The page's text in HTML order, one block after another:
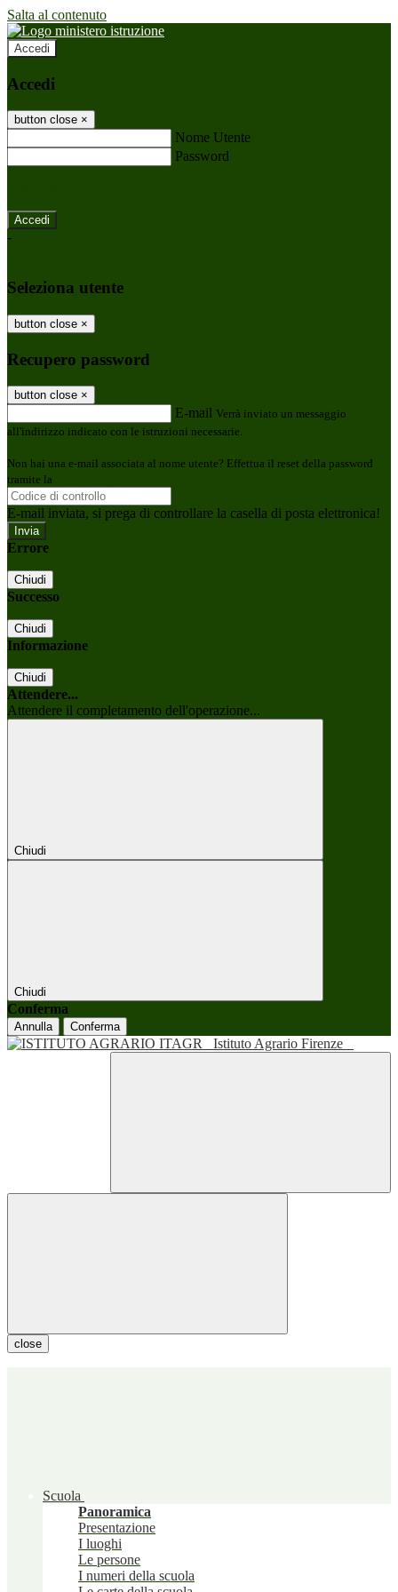
Salta al contenuto
Accedi
Accedi
button close ×
Nome Utente
Password
-
Seleziona utente
button close ×
Recupero password
button close ×
E-mail Verrà inviato un messaggio
all'indirizzo indicato con le istruzioni necessarie.
Non hai una e-mail associata al nome utente? Effettua il reset della password
tramite la
E-mail inviata, si prega di controllare la casella di posta elettronica!
Errore
Chiudi
Successo
Chiudi
Informazione
Chiudi
Attendere...
Attendere il completamento dell'operazione...
Chiudi
Chiudi
Conferma
Annulla Conferma
Istituto Agrario Firenze
close
Scuola
Panoramica
Presentazione
I luoghi
Le persone
I numeri della scuola